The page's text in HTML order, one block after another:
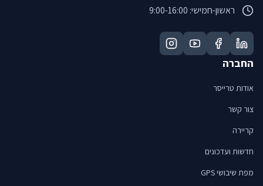
ראשון-חמישי: 9:00-16:00
החברה
אודות טרייסר
צור קשר
קריירה
חדשות ועדכונים
מפת שיבושי GPS